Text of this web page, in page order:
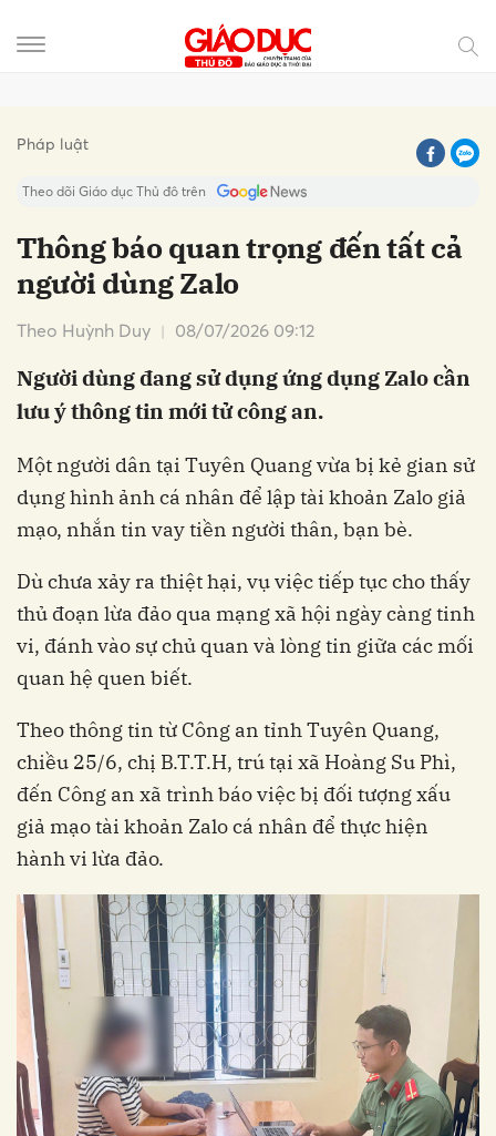
Pháp luật
Theo dõi Giáo dục Thủ đô trên
Thông báo quan trọng đến tất cả
người dùng Zalo
Theo Huỳnh Duy 08/07/2026 09:12
Người dùng đang sử dụng ứng dụng Zalo cần
lưu ý thông tin mới tử công an.
Một người dân tại Tuyên Quang vừa bị kẻ gian sử
dụng hình ảnh cá nhân để lập tài khoản Zalo giả
mạo, nhắn tin vay tiền người thân, bạn bè.
Dù chưa xảy ra thiệt hại, vụ việc tiếp tục cho thấy
thủ đoạn lừa đảo qua mạng xã hội ngày càng tinh
vi, đánh vào sự chủ quan và lòng tin giữa các mối
quan hệ quen biết.
Theo thông tin từ Công an tỉnh Tuyên Quang,
chiều 25/6, chị B.T.T.H, trú tại xã Hoàng Su Phì,
đến Công an xã trình báo việc bị đối tượng xấu
giả mạo tài khoản Zalo cá nhân để thực hiện
hành vi lừa đảo.
Hủy